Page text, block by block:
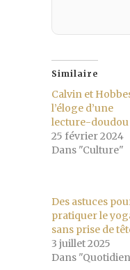
Similaire
Calvin et
l’éloge d’une
lecture-doudou
25 février 2024
Dans "Culture"
Des astuces
pratiquer le
sans prise de
3 juillet 2025
Dans